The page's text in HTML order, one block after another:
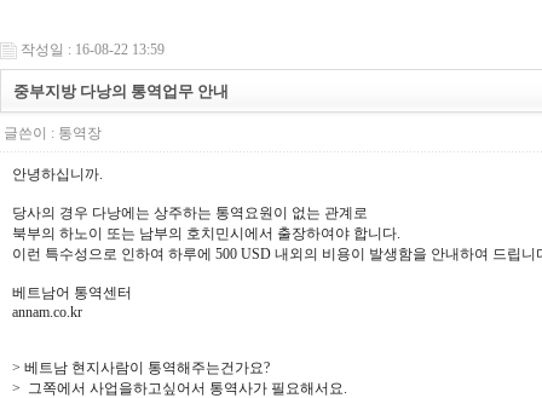
작성일 : 16-08-22 13:59
중부지방 다낭의 통역업무 안내
글쓴이 : 통역장
안녕하십니까.
당사의 경우 다낭에는 상주하는 통역요원이 없는 관계로
북부의 하노이 또는 남부의 호치민시에서 출장하여야 합니다.
이런 특수성으로 인하여 하루에 500 USD 내외의 비용이 발생함을 안내하여 드립니
베트남어 통역센터
annam.co.kr
> 베트남 현지사람이 통역해주는건가요?
> 그쪽에서 사업을하고싶어서 통역사가 필요해서요.